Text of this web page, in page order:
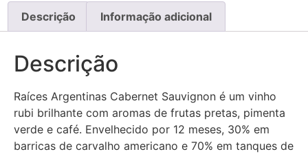
Descrição Informação adicional
Descrição
Raíces Argentinas Cabernet Sauvignon é um vinho
rubi brilhante com aromas de frutas pretas, pimenta
verde e café. Envelhecido por 12 meses, 30% em
barricas de carvalho americano e 70% em tanques de